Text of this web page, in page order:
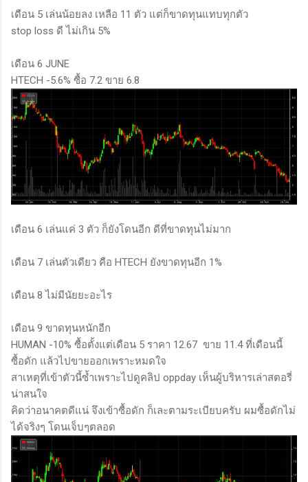
เดือน 5 เล่นน้อยลง เหลือ 11 ตัว แต่ก็ขาดทุนแทบทุกตัว
stop loss ดี ไม่เกิน 5%
เดือน 6 JUNE
HTECH -5.6% ซื้อ 7.2 ขาย 6.8
เดือน 6 เล่นแค่ 3 ตัว ก็ยังโดนอีก ดีที่ขาดทุนไม่มาก
เดือน 7 เล่นตัวเดียว คือ HTECH ยังขาดทุนอีก 1%
เดือน 8 ไม่มีนัยยะอะไร
เดือน 9 ขาดทุนหนักอีก
HUMAN -10% ซื้อตั้งแต่เดือน 5 ราคา 12.67 ขาย 11.4 ที่เดือนนี้
ซื้อดัก แล้วไปขายออกเพราะหมดใจ
สาเหตุที่เข้าตัวนี้ซ้ำเพราะไปดูคลิป oppday เห็นผู้บริหารเล่าสตอรี่
น่าสนใจ
คิดว่าอนาคตดีแน่ จึงเข้าซื้อดัก ก็เละตามระเบียบครับ ผมซื้อดักไม่
ได้จริงๆ โดนเจ็บๆตลอด